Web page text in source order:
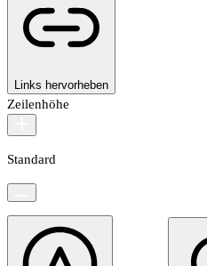
Links hervorheben
Zeilenhöhe
Standard